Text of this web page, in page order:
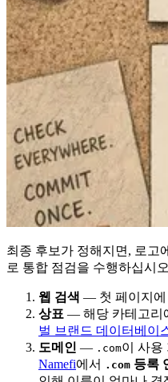
최종 후보가 정해지면, 로고
로 통합 점검을 수행하십시
웹 검색 — 첫 페이지에
상표 — 해당 카테고리
벌 브랜드 데이터베이
도메인 — .com이 사용
Namefi에서 .com 등록